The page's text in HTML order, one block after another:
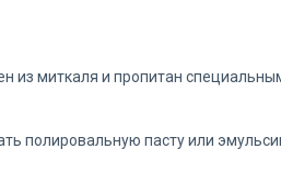
из миткаля и пропитан
полировальную пасту или